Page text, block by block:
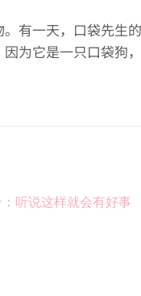
有一天，口袋先生
为它是一只口袋狗